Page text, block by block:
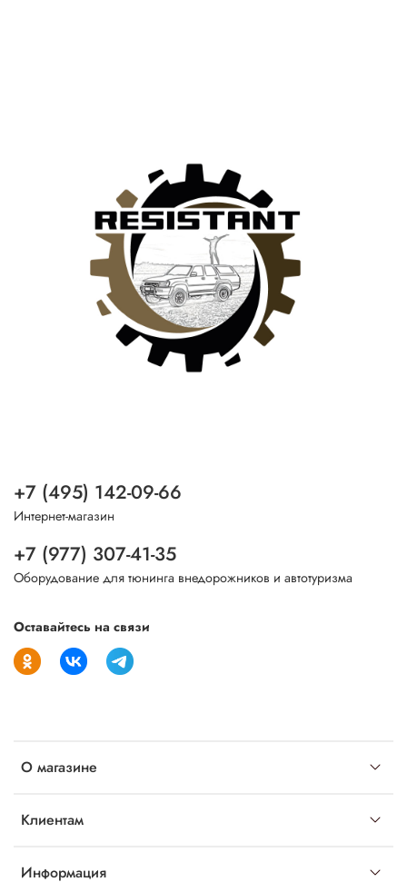
О магазине
Клиентам
Информация
+7 (495) 142-09-66
Интернет-магазин
+7 (977) 307-41-35
Оборудование для тюнинга внедорожников и автотуризма
Оставайтесь на связи